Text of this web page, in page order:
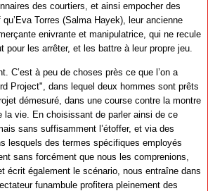
des courtiers, et ainsi empocher des
Torres (Salma Hayek), leur ancienne
enivrante et manipulatrice, qui ne recule
pour les arrêter, et les battre à leur propre jeu.
C’est à peu de choses près ce que l’on a
Project", dans lequel deux hommes sont prêts
démesuré, dans une course contre la montre
la vie. En choisissant de parler ainsi de ce
sans suffisamment l’étoffer, et via des
lesquels des termes spécifiques employés
sans forcément que nous les comprenions,
écrit également le scénario, nous entraîne dans
funambule profitera pleinement des